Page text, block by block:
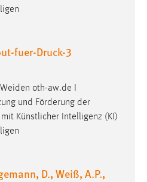
fuer-Druck-3
oth-aw.de I
und Förderung der
Künstlicher Intelligenz (KI)
D., Weiß, A.P.,